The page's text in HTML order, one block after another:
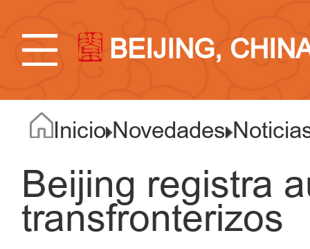
BEIJING,
Inicio Novedades
Beijing registra
transfronterizos